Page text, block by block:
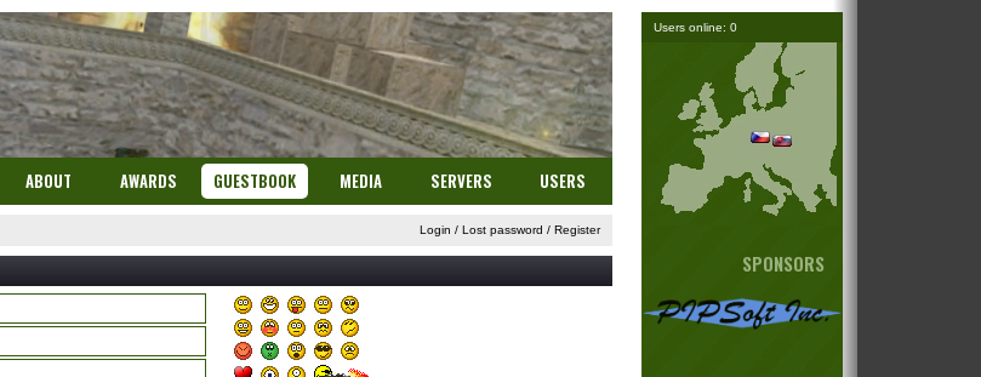
ABOUT AWARDS GUESTBOOK MEDIA SERVERS USERS
Login / Lost password / Register
Users online: 0
SPONSORS